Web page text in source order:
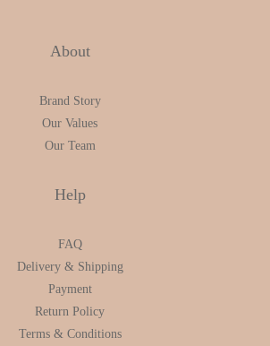
About
Brand Story
Our Values
Our Team
Help
FAQ
Delivery & Shipping
Payment
Return Policy
Terms & Conditions